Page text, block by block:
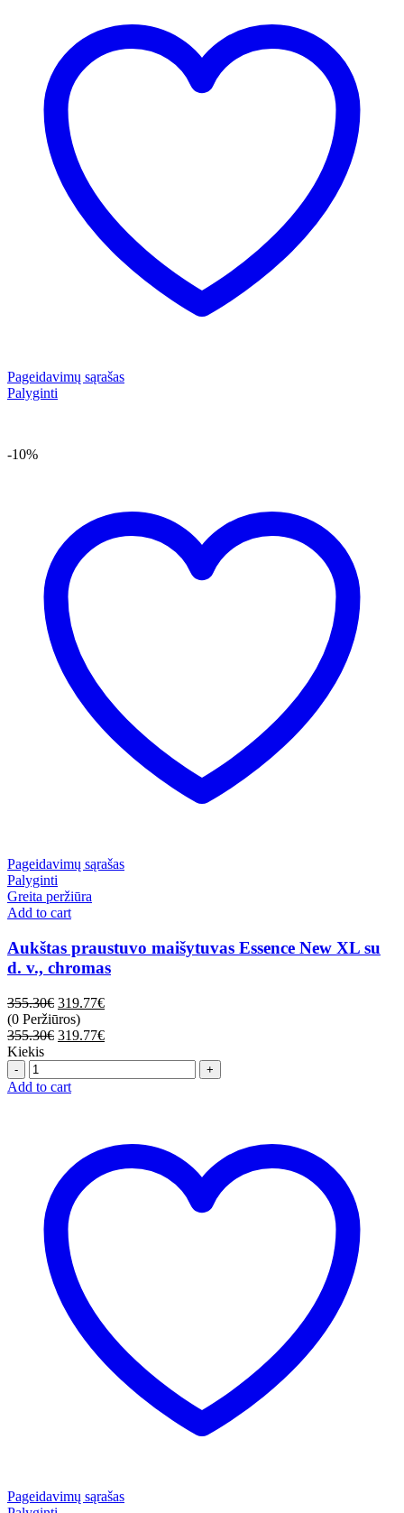
Pageidavimų sąrašas
Palyginti
-10%
Pageidavimų sąrašas
Palyginti
Greita peržiūra
Add to cart
Aukštas praustuvo maišytuvas Essence New XL su
d. v., chromas
355.30€ 319.77€
(0 Peržiūros)
355.30€ 319.77€
Kiekis
Quantity
Add to cart
Pageidavimų sąrašas